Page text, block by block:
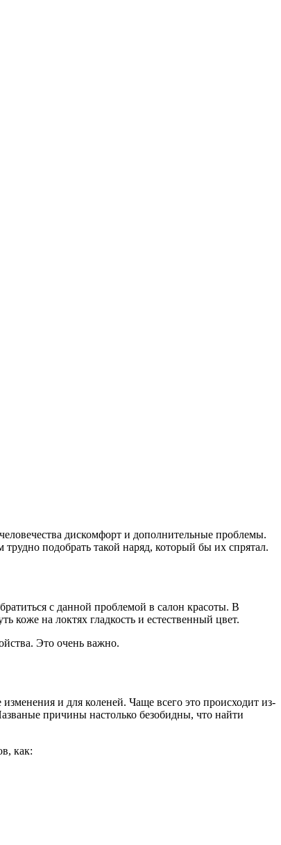
дискомфорт и дополнительные проблемы.
подобрать такой наряд, который бы их спрятал.
с данной проблемой в салон красоты. В
на локтях гладкость и естественный цвет.
Это очень важно.
и для коленей. Чаще всего это происходит из-
причины настолько безобидны, что найти
как: